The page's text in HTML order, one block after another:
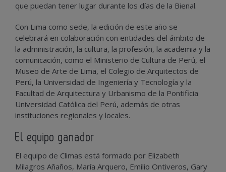
que puedan tener lugar durante los días de la Bienal.
Con Lima como sede, la edición de este año se
celebrará en colaboración con entidades del ámbito de
la administración, la cultura, la profesión, la academia y la
comunicación, como el Ministerio de Cultura de Perú, el
Museo de Arte de Lima, el Colegio de Arquitectos de
Perú, la Universidad de Ingeniería y Tecnología y la
Facultad de Arquitectura y Urbanismo de la Pontificia
Universidad Católica del Perú, además de otras
instituciones regionales y locales.
El equipo ganador
El equipo de Climas está formado por Elizabeth
Milagros Añaños, María Arquero, Emilio Ontiveros, Gary